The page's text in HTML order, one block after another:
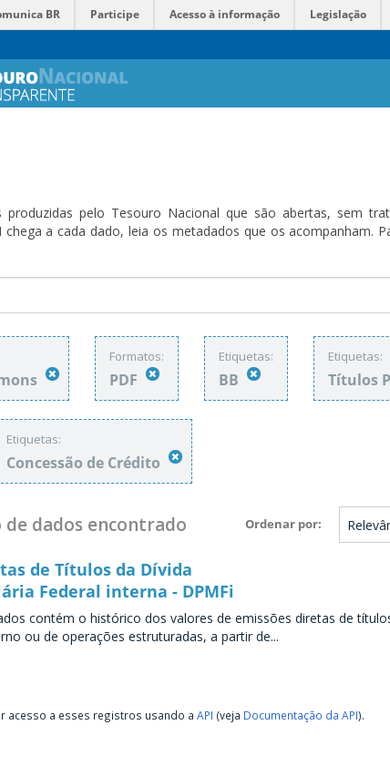
BR Participe Acesso à informação Legislação
pelo Tesouro Nacional que são abertas, sem
a cada dado, leia os metadados que os acompanham.
Formatos:
PDF
Etiquetas:
BB
Etiquetas:
Títulos
Etiquetas:
Concessão de Crédito
Ordenar por
dados encontrado
de Títulos da Dívida
Federal interna - DPMFi
contém o histórico dos valores de emissões diretas de
ou de operações estruturadas, a partir de...
acesso a esses registros usando a API (veja Documentação da API).